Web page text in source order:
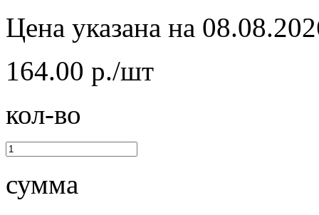
Цена указана на
164.00 р./шт
кол-во
сумма